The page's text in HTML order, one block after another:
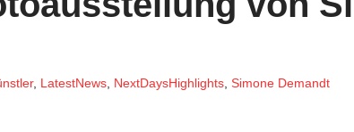
, LatestNews, NextDaysHighlights, Simone Demandt